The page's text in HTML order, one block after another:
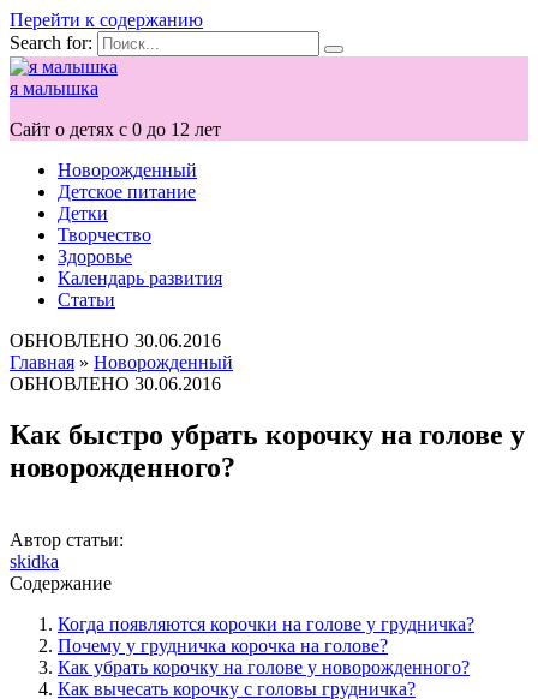
Перейти к содержанию
Search for:
я малышка
Сайт о детях с 0 до 12 лет
Новорожденный
Детское питание
Детки
Творчество
Здоровье
Календарь развития
Статьи
ОБНОВЛЕНО 30.06.2016
Главная » Новорожденный
ОБНОВЛЕНО 30.06.2016
Как быстро убрать корочку на голове у
новорожденного?
Автор статьи:
skidka
Содержание
Когда появляются корочки на голове у грудничка?
Почему у грудничка корочка на голове?
Как убрать корочку на голове у новорожденного?
Как вычесать корочку с головы грудничка?